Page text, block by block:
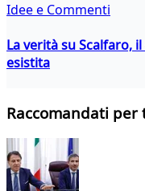
Idee e Commenti
La verità su Scalfaro,
esistita
Raccomandati per